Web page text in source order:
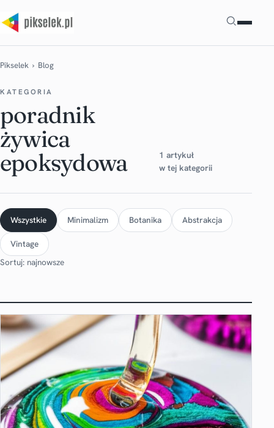
Szukaj
Pikselek › Blog
KATEGORIA
poradnik
żywica
epoksydowa
1 artykuł
w tej kategorii
Wszystkie Minimalizm Botanika Abstrakcja
Vintage
Sortuj: najnowsze